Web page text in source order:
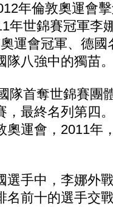
年倫敦奧運會擊
年世錦賽冠軍李
運會冠軍、德
隊八強中的獨苗
首奪世錦賽團
，最終名列第四
奧運會，2011年
手中，李娜外
名前十的選手交